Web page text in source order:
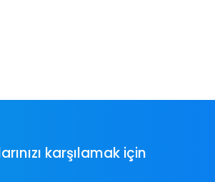
karşılamak için